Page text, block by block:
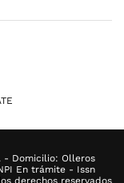
- Domicilio: Olleros
En trámite - Issn
derechos reservados